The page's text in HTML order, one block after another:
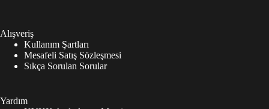
Alışveriş
Kullanım Şartları
Mesafeli Satış Sözleşmesi
Sıkça Sorulan Sorular
Yardım